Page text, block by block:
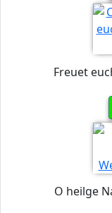
Freuet
O heilge